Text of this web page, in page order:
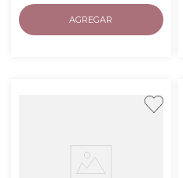
AGREGAR